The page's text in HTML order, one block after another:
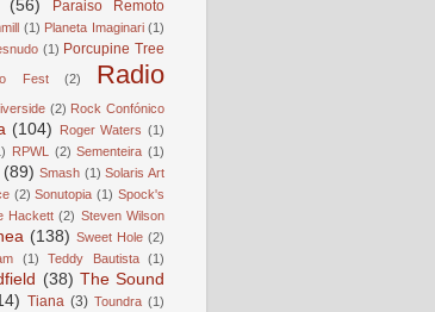
(56)
Paraiso Remoto
(1) Planeta Imaginari (1)
(1) Porcupine Tree
Fest (2)
Radio
(2) Rock Confónico
(104) Roger Waters (1)
RPWL (2) Sementeira (1)
(89) Smash (1) Solaris Art
(2) Sonutopia (1) Spock's
Hackett (2) Steven Wilson
(138) Sweet Hole (2)
(1) Teddy Bautista (1)
(38) The Sound
Tiana (3) Toundra (1)